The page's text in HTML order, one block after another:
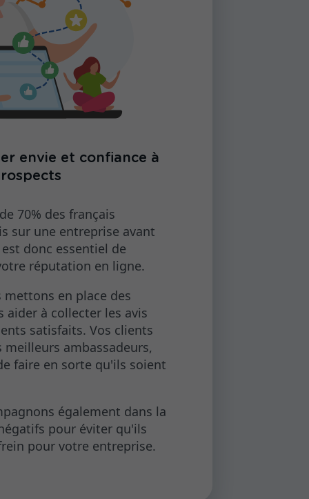
envie et confiance à
70% des français
sur une entreprise avant
donc essentiel de
réputation en ligne.
mettons en place des
aider à collecter les avis
satisfaits. Vos clients
ambassadeurs,
faire en sorte qu'ils soient
également dans la
pour éviter qu'ils
pour votre entreprise.